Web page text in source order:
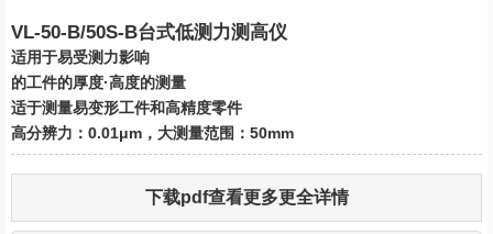
VL-50-B/50S-B台式低测力测高仪
适用于易受测力影响
的工件的厚度·高度的测量
适于测量易变形工件和高精度零件
高分辨力：0.01μm，大测量范围：50mm
下载pdf查看更多更全详情